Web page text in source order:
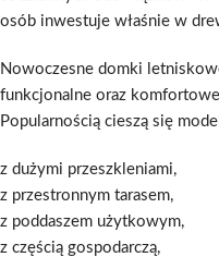
osób inwestuje właśnie w
Nowoczesne domki
funkcjonalne oraz
Popularnością cieszą się
z dużymi przeszkleniami,
z przestronnym tarasem,
z poddaszem użytkowym,
z częścią gospodarczą,